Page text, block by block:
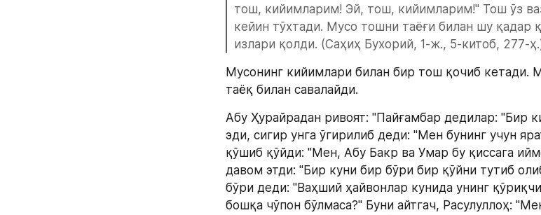
тош, кийимларим! Эй, тош, кийимларим!" Тош ўз
кейин тўхтади. Мусо тошни таёғи билан шу қадар
излари қолди. (Саҳиҳ Бухорий, 1-ж., 5-китоб, 277-
Мусонинг кийимлари билан бир тош қочиб кетади.
таёқ билан савалайди.
Абу Ҳурайрадан ривоят: "Пайғамбар дедилар: "Бир
эди, сигир унга ўгирилиб деди: "Мен бунинг учун
қўшиб қўйди: "Мен, Абу Бакр ва Умар бу қиссага
давом этди: "Бир куни бир бўри бир қўйни тутиб
бўри деди: "Ваҳший ҳайвонлар кунида унинг
бошқа чўпон бўлмаса?" Буни айтгач, Расулуллоҳ: